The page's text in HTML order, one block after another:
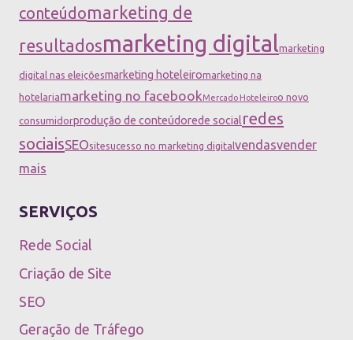
conteúdomarketing de
resultadosmarketing digitalmarketing
digital nas eleiçõesmarketing hoteleiromarketing na
hotelariamarketing no facebookMercado Hoteleiroo novo
consumidorprodução de conteúdorede socialredes
sociaisSEOsitesucesso no marketing digitalvendasvender
mais
SERVIÇOS
Rede Social
Criação de Site
SEO
Geração de Tráfego